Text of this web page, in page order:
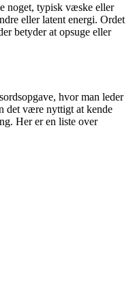
noget, typisk væske eller
eller latent energi. Ordet
betyder at opsuge eller
hvor man leder
det være nyttigt at kende
Her er en liste over